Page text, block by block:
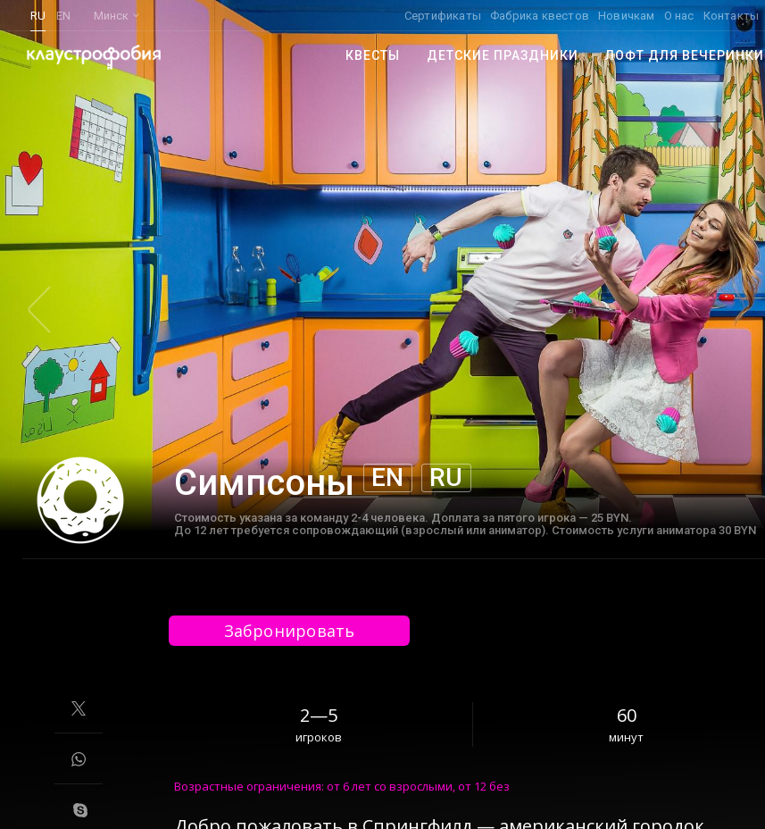
RU EN Минск Сертификаты Фабрика квестов Новичкам О нас Контакты
КВЕСТЫ ДЕТСКИЕ ПРАЗДНИКИ ЛОФТ ДЛЯ ВЕЧЕРИНКИ
Симпсоны EN RU
Cтоимость указана за команду 2-4 человека. Доплата за пятого игрока — 25 BYN.
До 12 лет требуется сопровождающий (взрослый или аниматор). Стоимость услуги аниматора 30 BYN
Забронировать
2—5
игроков
60
минут
Возрастные ограничения: от 6 лет со взрослыми, от 12 без